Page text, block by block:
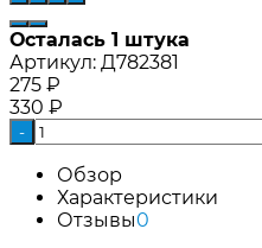
Осталась 1 штука
Артикул: Д782381
275 ₽
330 ₽
-
Обзор
Характеристики
Отзывы0